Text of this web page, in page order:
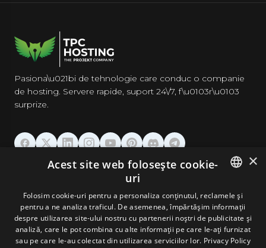
Pasiona\u021bi de tehnologie care conduc o companie
de hosting. Servere rapide, suport 24\/7, f\u0103r\u0103
surprize.
GĂZDUIRE
DOMENII & EMAIL
UNELTE & SECURITATE
ENGLISH
GERMAN
ROMANIAN
×
Acest site web folosește cookie-
uri
Folosim cookie-uri pentru a personaliza conținutul, reclamele și
pentru a ne analiza traficul. De asemenea, împărtășim informații
despre utilizarea site-ului nostru cu partenerii noștri de publicitate și
analiză, care le pot combina cu alte informații pe care le-ați furnizat
sau pe care le-au colectat din utilizarea serviciilor lor. Privacy Policy